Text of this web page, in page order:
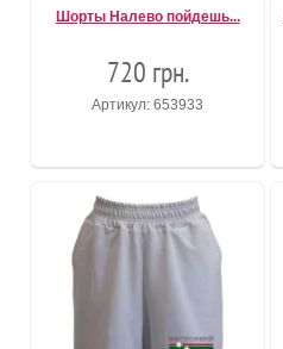
Шорты Налево пойдешь...
720 грн.
Артикул: 653933